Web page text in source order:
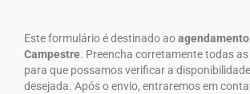
Este formulário é destinado ao
Campestre. Preencha corretamente todas
para que possamos verificar a
desejada. Após o envio, entraremos em